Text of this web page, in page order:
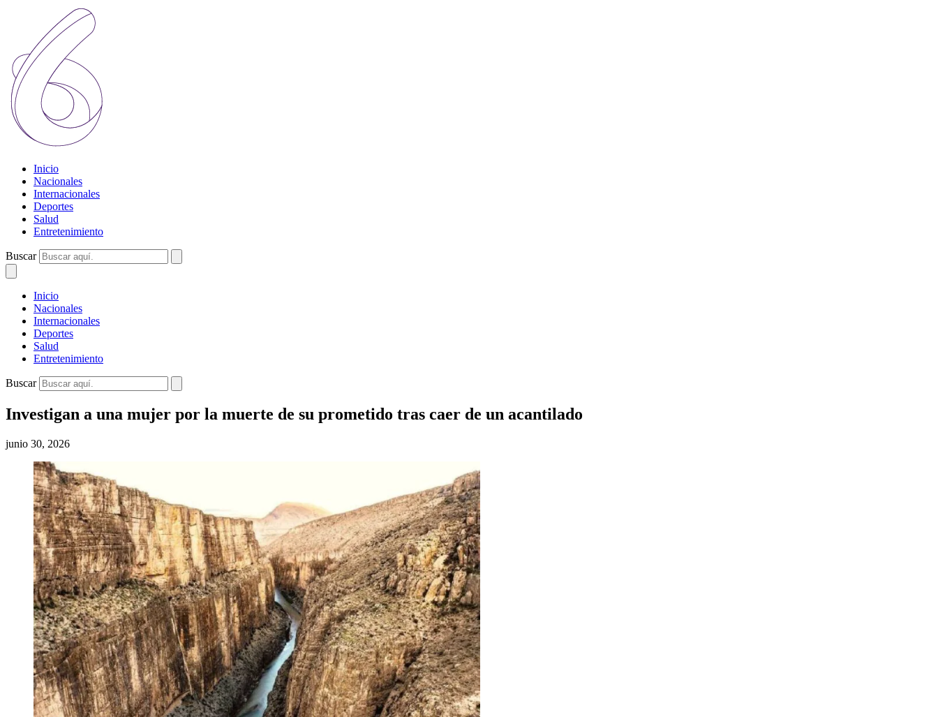
Inicio
Nacionales
Internacionales
Deportes
Salud
Entretenimiento
Buscar
Inicio
Nacionales
Internacionales
Deportes
Salud
Entretenimiento
Buscar
Investigan a una mujer por la muerte de su prometido tras caer de un acantilado
junio 30, 2026